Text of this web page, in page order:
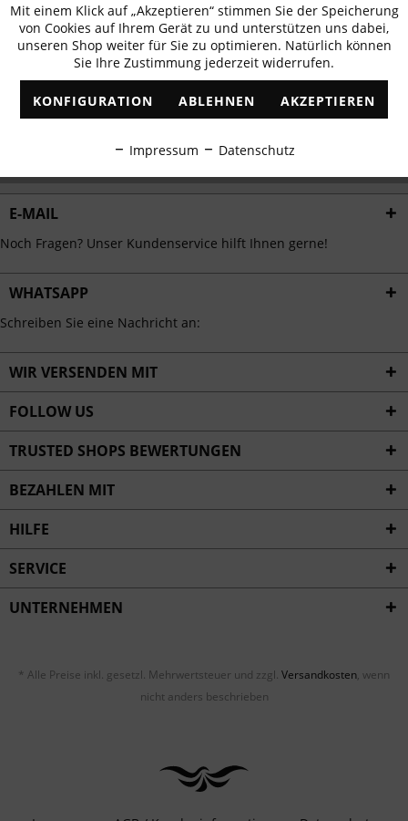
erhalten
✓ Exklusive Angebote ✓ Die aktuellsten Trends
E-MAIL
Noch Fragen? Unser Kundenservice hilft Ihnen gerne!
WHATSAPP
Schreiben Sie eine Nachricht an:
WIR VERSENDEN MIT
FOLLOW US
TRUSTED SHOPS BEWERTUNGEN
BEZAHLEN MIT
HILFE
SERVICE
UNTERNEHMEN
* Alle Preise inkl. gesetzl. Mehrwertsteuer und zzgl. Versandkosten, wenn
nicht anders beschrieben
Funktionale Aktiv
Marketing Inaktiv
Tracking Inaktiv
Personalisierung Inaktiv
Service
Mit einem Klick auf „Akzeptieren“ stimmen Sie der Speicherung
von Cookies auf Ihrem Gerät zu und unterstützen uns dabei,
unseren Shop weiter für Sie zu optimieren. Natürlich können
Sie Ihre Zustimmung jederzeit widerrufen.
KONFIGURATION ABLEHNEN AKZEPTIEREN
Impressum Datenschutz